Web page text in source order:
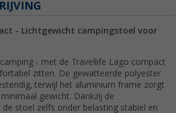
- Lichtgewicht campingstoel voor
- met de Travellife Lago compact
zitten. De gewatteerde polyester
terwijl het aluminium frame zorgt
gewicht. Dankzij de
stoel zelfs onder belasting stabiel en